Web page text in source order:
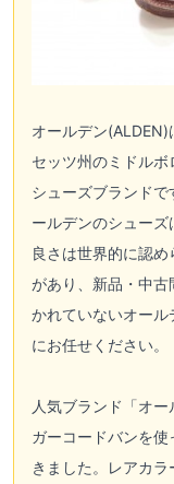
オールデン(ALDEN)
セッツ州のミドル
シューズブランド
ールデンのシュー
良さは世界的に認
があり、新品・中
かれていないオー
にお任せください。
人気ブランド「オー
ガーコードバンを
きました。レアカ